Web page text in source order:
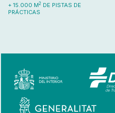
+ 15.000 M2 DE PISTAS DE
PRÁCTICAS